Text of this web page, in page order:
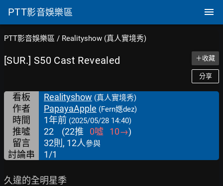
PTT影音娛樂區
PTT影音娛樂區 / Realityshow (真人實境秀)
[SUR.] S50 Cast Revealed ＋收藏
分享
看板 Realityshow (真人實境秀)
作者 PapayaApple (Fern嫕dez)
時間 1年前 (2025/05/28 14:40)
推噓 22 (22推 0噓 10→)
留言
32則, 12人參與
討論串 1/1
久違的全明星季